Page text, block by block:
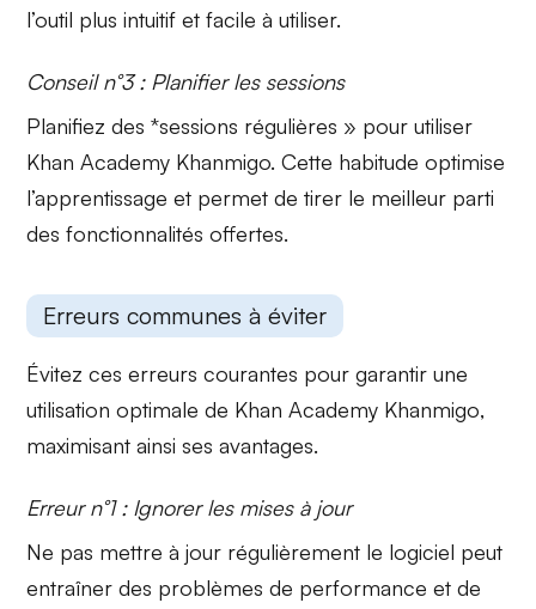
l’outil plus intuitif et facile à utiliser.
Conseil n°3 : Planifier les sessions
Planifiez des *sessions régulières » pour utiliser
Khan Academy Khanmigo. Cette habitude optimise
l’apprentissage et permet de tirer le meilleur parti
des fonctionnalités offertes.
Erreurs communes à éviter
Évitez ces erreurs courantes pour garantir une
utilisation optimale de Khan Academy Khanmigo,
maximisant ainsi ses avantages.
Erreur n°1 : Ignorer les mises à jour
Ne pas mettre à jour régulièrement le logiciel peut
entraîner des problèmes de performance et de